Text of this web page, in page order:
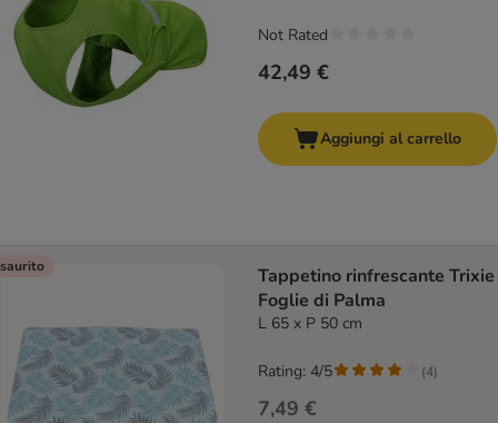
42,49 €
Not Rated
Aggiungi al carrello
Tappetino rinfrescante Trixie
Foglie di Palma
L 65 x P 50 cm
7,49 €
Rating: 4/5 (4)